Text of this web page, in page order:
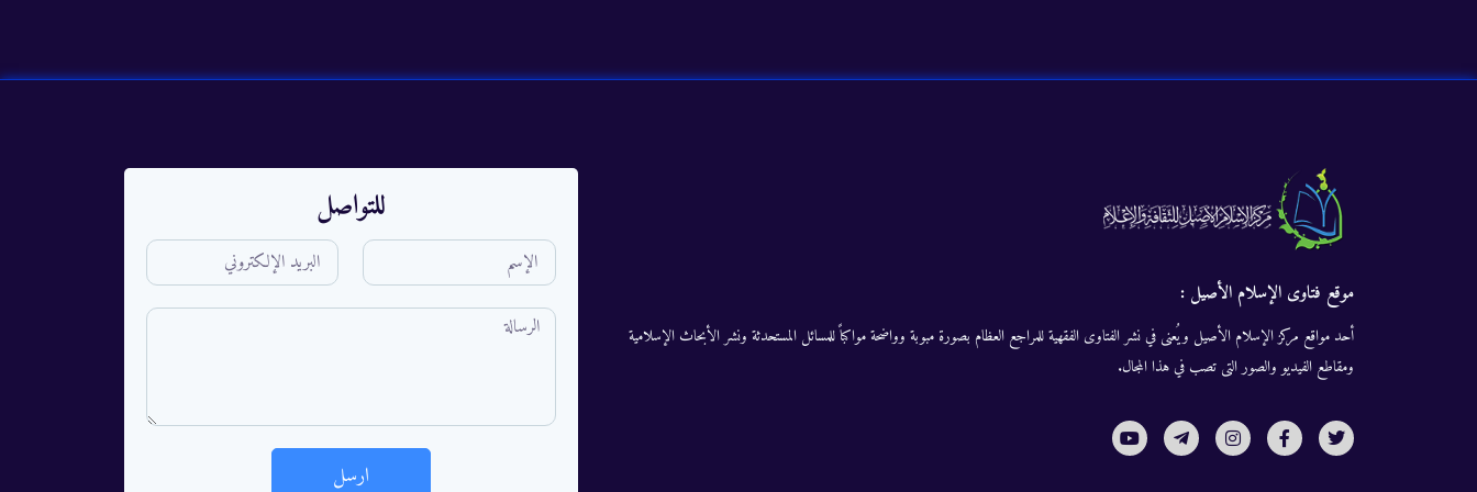
موقع فتاوى الإسلام الأصيل :
أحد مواقع مركز الإسلام الأصيل ويُعنى في نشر الفتاوى الفقهية للمراجع العظام بصورة مبوبة وواضحة مواكباً للمسائل المستحدثة ونشر الأبحاث الإسلامية
ومقاطع الفيديو والصور التى تصب في هذا المجال.
للتواصل
ارسل